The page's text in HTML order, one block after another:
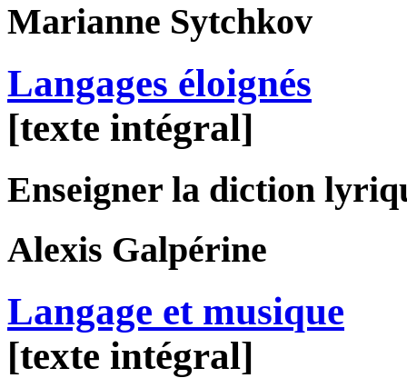
Marianne Sytchkov
Langages éloignés
[texte intégral]
Enseigner la diction
Alexis Galpérine
Langage et musique
[texte intégral]